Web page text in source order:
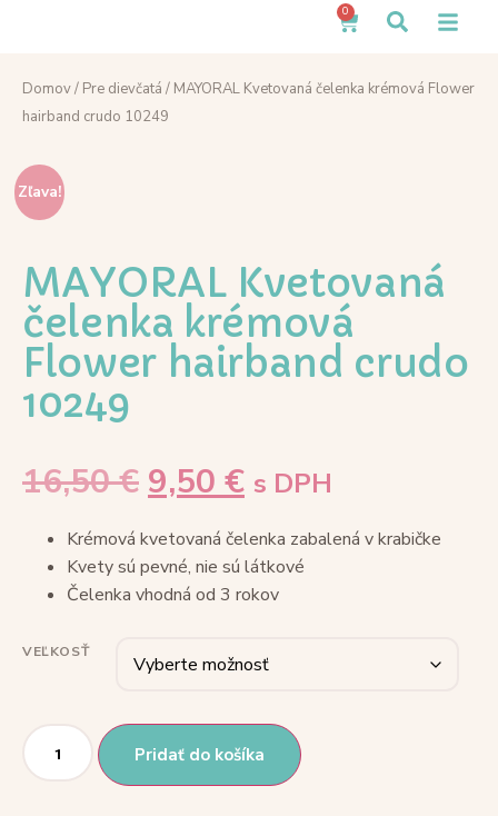
0
Domov/ Pre dievčatá / MAYORAL Kvetovaná čelenka krémová Flower
hairband crudo 10249
Zľava!
MAYORAL Kvetovaná
čelenka krémová
Flower hairband crudo
10249
16,50€ 9,50 € s DPH
Krémová kvetovaná čelenka zabalená v krabičke
Kvety sú pevné, nie sú látkové
Čelenka vhodná od 3 rokov
VEĽKOSŤ
Pridať do košíka